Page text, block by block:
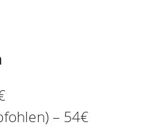
– 54€